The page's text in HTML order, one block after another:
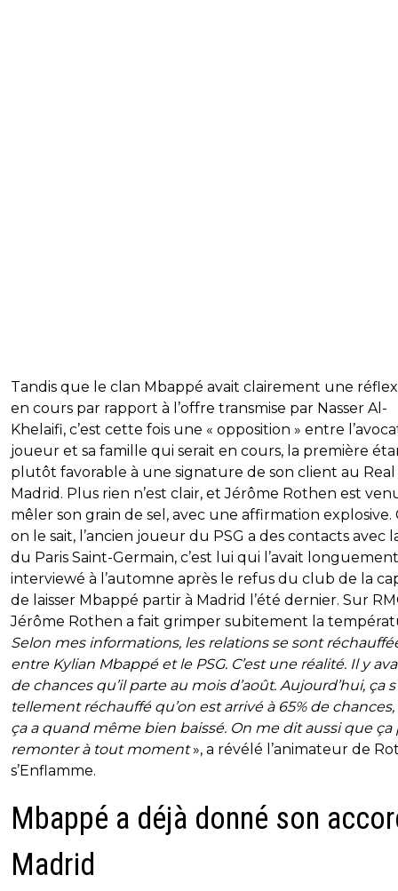
Tandis que le clan Mbappé avait clairement une
en cours par rapport à l’offre transmise par Nasser Al-
Khelaifi, c’est cette fois une « opposition » entre
joueur et sa famille qui serait en cours, la première
plutôt favorable à une signature de son client au Real
Madrid. Plus rien n’est clair, et Jérôme Rothen est
mêler son grain de sel, avec une affirmation explosive.
on le sait, l’ancien joueur du PSG a des contacts avec
du Paris Saint-Germain, c’est lui qui l’avait longuement
interviewé à l’automne après le refus du club de la
de laisser Mbappé partir à Madrid l’été dernier. Sur
Jérôme Rothen a fait grimper subitement la
Selon mes informations, les relations se sont
entre Kylian Mbappé et le PSG. C’est une réalité. Il y
de chances qu’il parte au mois d’août. Aujourd’hui, ça
tellement réchauffé qu’on est arrivé à 65% de
ça a quand même bien baissé. On me dit aussi que ça
remonter à tout moment», a révélé l’animateur de
s’Enflamme.
Mbappé a déjà donné son
Madrid